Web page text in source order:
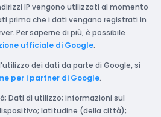
IP vengono utilizzati al momento
prima che i dati vengano registrati in
Per saperne di più, è possibile
ufficiale di Google.
dei dati da parte di Google, si
per i partner di Google.
Dati di utilizzo; informazioni sul
latitudine (della città);